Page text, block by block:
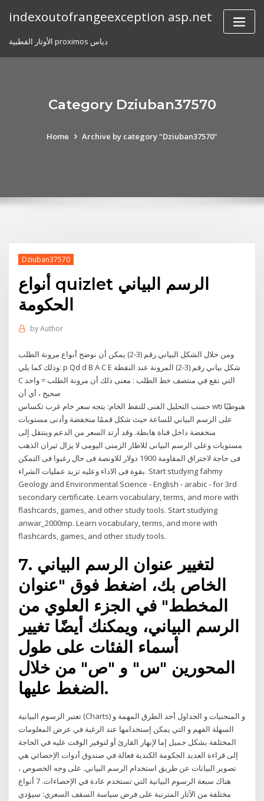
indexoutofrangeexception asp.net
الأوتار القطبية proximos دياس
Category Dziuban37570
Home Archive by category "Dziuban37570"
Dziuban37570
أنواع quizlet الرسم البياني
الحكومة
byAuthor
ومن خلال الشكل البياني رقم (3-2) يمكن أن نوضح أنواع مرونة الطلب
وذلك كما يلي: p Qd d B A C E شكل بياني رقم (3-2) المرونة عند النقطة
C التي تقع في منتصف خط الطلب : معنى ذلك أن مرونة الطلب = واحد
صحيح ، أي أن
حسب التحليل الفنى للنفط الخام: يتجه سعر خام غرب تكساس wti هبوطيًا
على الرسم البياني للساعة حيث شكل قممًا منخفضة وأدنى مستويات
منخفضة داخل قناة هابطة. وقد أرتد السعر من الدعم وينتقل إلى
مستويات وعلى الرسم البيانى للاطار الزمنى اليومى لا يزال ثيران الذهب
فى حاجة لاختراق المقاومة 1900 دولار للاونصة فى حال رغبوا فى التمكن
بقوة فى الاداء وعليه تزيد عمليات الشراء. Start studying fahmy
Geology and Environmental Science - English - arabic - for 3rd
secondary certificate. Learn vocabulary, terms, and more with
flashcards, games, and other study tools. Start studying
anwar_2000mp. Learn vocabulary, terms, and more with
flashcards, games, and other study tools.
7. لتغيير عنوان الرسم البياني
الخاص بك، اضغط فوق "عنوان
المخطط" في الجزء العلوي من
الرسم البياني، ويمكنك أيضًا تغيير
أسماء الفئات على طول
المحورين "س" و "ص" من خلال
الضغط عليها.
تعتبر الرسوم البيانية (Charts) و المنحنيات و الجداول أحد الطرق المهمة و
السهلة الفهم و التي يمكن إستخدامها عند الرغبة في عرض المعلومات
المختلفة بشكل جميل إما لإبهار القارئ أو لتوفير الوقت عليه في الحاجة
إلى قراءة العديد الحكومة الكندية فعالة في صندوق أدوات الإحصائي هي
تصوير البيانات عن طريق استخدام الرسم البياني. على وجه الخصوص ،
هناك سبعة الرسوم البيانية التي تستخدم عادة في الإحصاءات. 7 أنواع
مختلفة من الآثار المترتبة على فرض سياسة السقف السعري: سيؤدي